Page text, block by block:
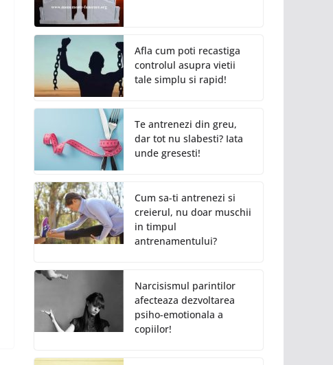
Afla cum poti recastiga
controlul asupra vietii
tale simplu si rapid!
Te antrenezi din greu,
dar tot nu slabesti? Iata
unde gresesti!
Cum sa-ti antrenezi si
creierul, nu doar muschii
in timpul
antrenamentului?
Narcisismul parintilor
afecteaza dezvoltarea
psiho-emotionala a
copiilor!